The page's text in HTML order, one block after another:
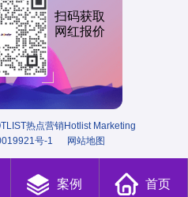
扫码获取
网红报价
热点营销Hotlist Marketing
号-1 网站地图
案例 首页